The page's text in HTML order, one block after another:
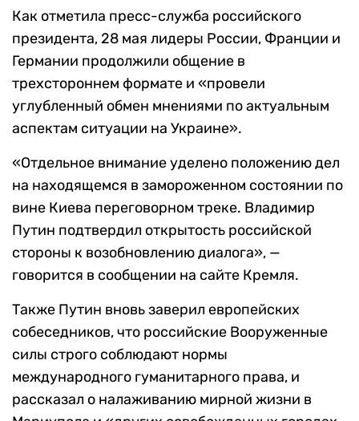
Как отметила пресс-служба российского
президента, 28 мая лидеры России, Франции и
Германии продолжили общение в
трехстороннем формате и «провели
углубленный обмен мнениями по актуальным
аспектам ситуации на Украине».
«Отдельное внимание уделено положению дел
на находящемся в замороженном состоянии по
вине Киева переговорном треке. Владимир
Путин подтвердил открытость российской
стороны к возобновлению диалога», —
говорится в сообщении на сайте Кремля.
Также Путин вновь заверил европейских
собеседников, что российские Вооруженные
силы строго соблюдают нормы
международного гуманитарного права, и
рассказал о налаживанию мирной жизни в